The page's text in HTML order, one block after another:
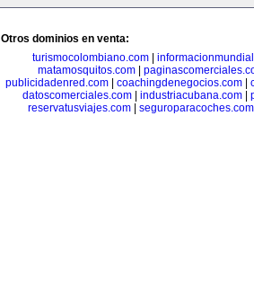
Otros dominios en venta:
turismocolombiano.com
matamosquitos.com|
publicidadenred.com| coachingdenegocios.com|
datoscomerciales.com| industriacubana.com|
reservatusviajes.com| seguroparacoches.com